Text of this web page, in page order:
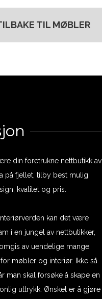
TIL MØBLER
din foretrukne nettbutikk av
på fjellet, tilby best mulig
kvalitet og pris.
kan det være
i en jungel av nettbutikker,
av uendelige mange
møbler og interiør. Ikke så
man skal forsøke å skape en
uttrykk. Ønsket er å gjøre